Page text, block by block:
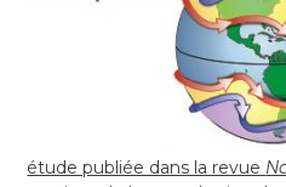
étude publiée dans la revue